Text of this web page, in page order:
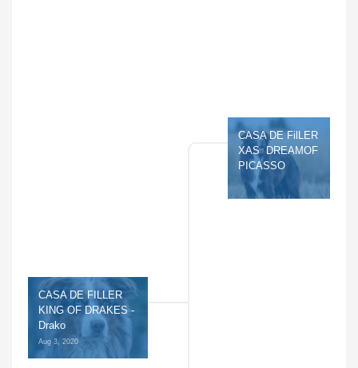
CASA DE FILLER
KING OF DRAKES -
Drako
Aug 3, 2020
CASA DE FilLER
XAS  DREAMOF
PICASSO